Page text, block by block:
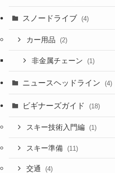
スノードライブ (4)
カー用品 (2)
非金属チェーン (1)
ニュースヘッドライン (4)
ビギナーズガイド (18)
スキー技術入門編 (1)
スキー準備 (11)
交通 (4)